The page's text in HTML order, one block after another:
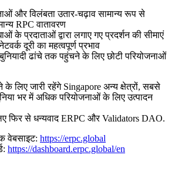
और विलंबता उतार-चढ़ाव सामान्य रूप से
RPC वातावरण
के प्रदाताओं द्वारा लगाए गए प्रदर्शन की सीमाएं
दूरी का महत्वपूर्ण प्रभाव
ढांचे तक पहुंचने के लिए छोटी परियोजनाओं
लिए जारी रहेंगे Singapore अन्य क्षेत्रों, सबसे
भर में अधिक परियोजनाओं के लिए उत्पादन
फिर से धन्यवाद ERPC और Validators DAO.
वेबसाइट: https://erpc.global
https://dashboard.erpc.global/en